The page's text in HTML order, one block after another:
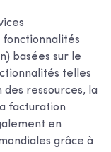
fonctionnalités
basées sur le
telles
ressources, la
facturation
en
grâce à